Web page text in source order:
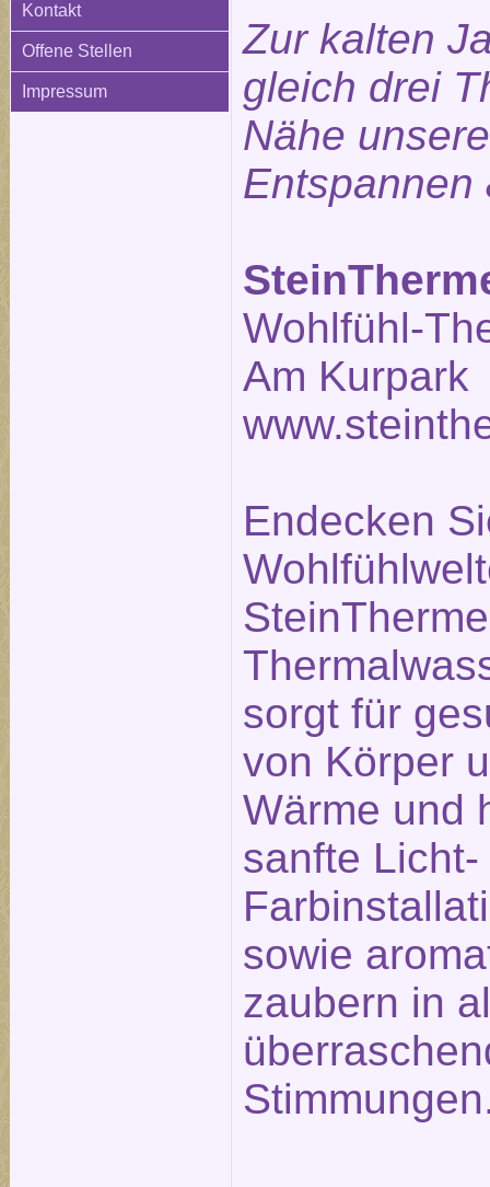
Kontakt
Offene Stellen
Impressum
Zur kalten
gleich drei
Nähe
Entspannen
Wohlfühl-
Am
Endecken
sorgt für
von Körper
Wärme und
sanfte Licht-
sowie
zaubern in